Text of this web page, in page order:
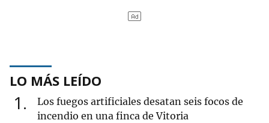
LO MÁS LEÍDO
1
Los fuegos artificiales desatan seis focos de
incendio en una finca de Vitoria